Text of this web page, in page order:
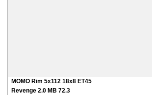
MOMO Rim 5x112 18x8 ET45
Revenge 2.0 MB 72.3